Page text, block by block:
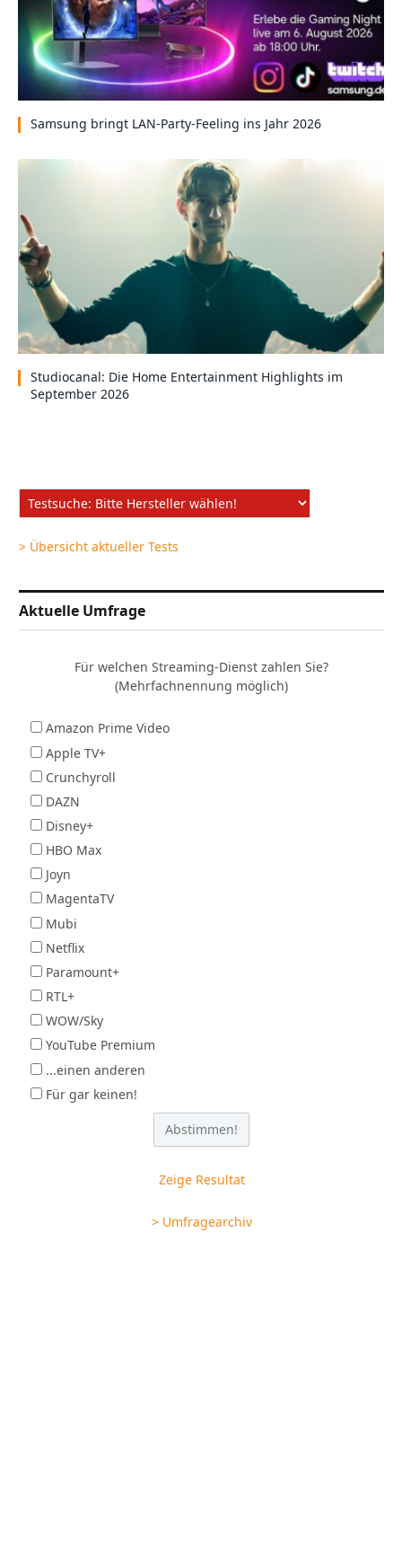
Samsung bringt LAN-Party-Feeling ins Jahr 2026
Studiocanal: Die Home Entertainment Highlights im
September 2026
> Übersicht aktueller Tests
Aktuelle Umfrage
Für welchen Streaming-Dienst zahlen Sie?
(Mehrfachnennung möglich)
Amazon Prime Video
Apple TV+
Crunchyroll
DAZN
Disney+
HBO Max
Joyn
MagentaTV
Mubi
Netflix
Paramount+
RTL+
WOW/Sky
YouTube Premium
...einen anderen
Für gar keinen!
Zeige Resultat
> Umfragearchiv